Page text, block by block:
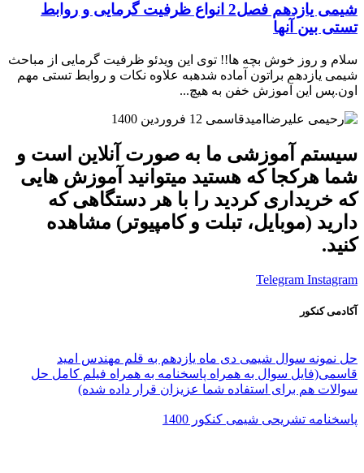
شیمی یازدهم فصل2 انواع ظرفیت گرمایی و روابط
تستی بین آنها
سلام و روز خوش بچه ها!! توی این ویدئو ظرفیت گرمایی از مباحث
شیمی یازدهم براتون آماده شدهبه علاوه نکات و روابط تستی مهم
اون.پس این آموزش خفن به هیچ...
امیدقاسمی 12 فروردین 1400
سیستم آموزشی ما به صورت آنلاین است و
شما هرکجا که هستید میتوانید آموزش هایی
که خریداری کردید را با هر دستگاهی که
دارید (موبایل، تبلت و کامپیوتر) مشاهده
کنید.
Telegram Instagram
آکادمی کنکور
حل نمونه سوال شیمی دی ماه یازدهم به قلم مهندس امید
قاسمی(فایل سوال به همراه پاسخنامه به همراه فیلم کامل حل
سوالات هم برای استفاده شما عزیزان قرار داده شده)
پاسخنامه تشریحی شیمی کنکور 1400